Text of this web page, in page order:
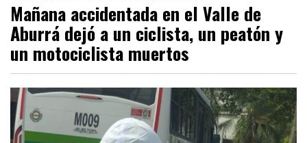
Mañana accidentada en el Valle de
Aburrá dejó a un ciclista, un peatón y
un motociclista muertos